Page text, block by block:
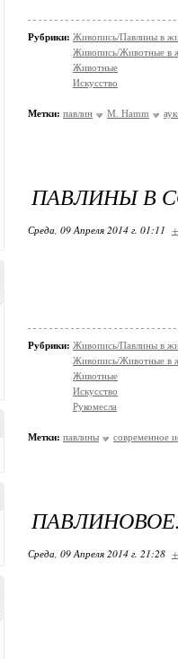
Рубрики: Живопись/Павлины в
Живопись/Животные в
Животные
Искусство
Метки: павлин M. Hamm
ПАВЛИНЫ В
Среда, 09 Апреля 2014 г. 01:11
Рубрики: Живопись/Павлины в
Живопись/Животные в
Животные
Искусство
Рукомесла
Метки: павлины современное
Среда, 09 Апреля 2014 г. 21:28